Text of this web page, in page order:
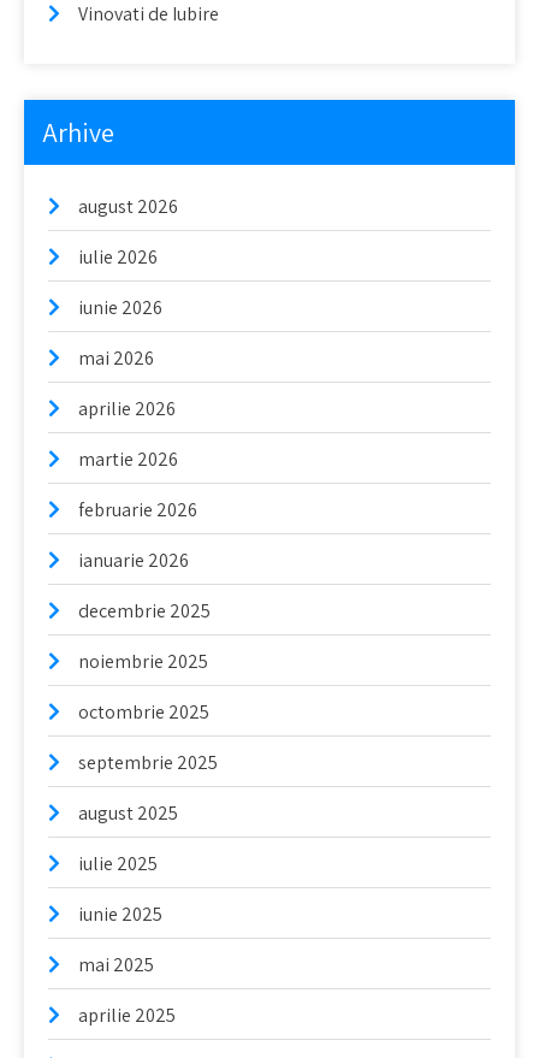
Vinovati de Iubire
Arhive
august 2026
iulie 2026
iunie 2026
mai 2026
aprilie 2026
martie 2026
februarie 2026
ianuarie 2026
decembrie 2025
noiembrie 2025
octombrie 2025
septembrie 2025
august 2025
iulie 2025
iunie 2025
mai 2025
aprilie 2025